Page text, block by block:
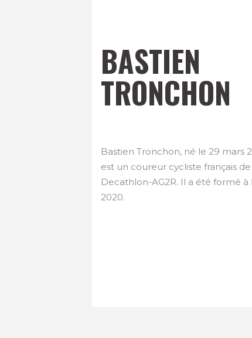
BASTIEN
TRONCHON
Bastien Tronchon, né le 29 mars
est un coureur cycliste français de
Decathlon-AG2R. Il a été formé à
2020.